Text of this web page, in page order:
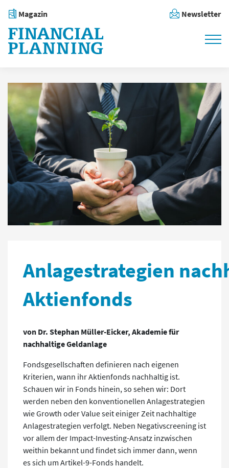
Magazin Newsletter
Anlagestrategien
Aktienfonds
von Dr. Stephan Müller-Eicker, Akademie für
nachhaltige Geldanlage
Fondsgesellschaften definieren nach eigenen
Kriterien, wann ihr Aktienfonds nachhaltig ist.
Schauen wir in Fonds hinein, so sehen wir: Dort
werden neben den konventionellen Anlagestrategien
wie Growth oder Value seit einiger Zeit nachhaltige
Anlagestrategien verfolgt. Neben Negativscreening ist
vor allem der Impact-Investing-Ansatz inzwischen
weithin bekannt und findet sich immer dann, wenn
es sich um Artikel-9-Fonds handelt.